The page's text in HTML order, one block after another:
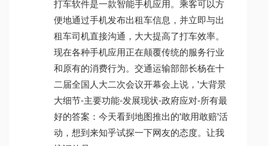
打车软件是一款智能手机应用。乘客可以方
便地通过手机发布出租车信息，并立即与出
租车司机直接沟通，大大提高了打车效率。
现在各种手机应用正在颠覆传统的服务行业
和原有的消费行为。交通运输部部长杨在十
二届全国人大二次会议开幕会上说，'大背景
大细节-主要功能-发展现状-政府应对-所有最
好的答案：今天看到地图推出的'敢用敢赔'活
动，想到来知乎试探一下网友的态度。让我